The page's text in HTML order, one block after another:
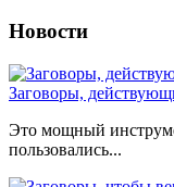
Новости
Заговоры,
Это мощный
пользовались...